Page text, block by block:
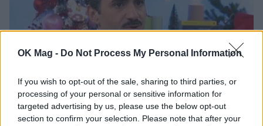
OK Mag - Do Not Process My Personal Information
If you wish to opt-out of the sale, sharing to third parties, or
processing of your personal or sensitive information for
targeted advertising by us, please use the below opt-out
section to confirm your selection. Please note that after your
Προκόπης Αγαθοκλέους για τον ρόλο του ως
Άγιος Παΐσιος: «Ένας τέτοιος ρόλος δεν είναι